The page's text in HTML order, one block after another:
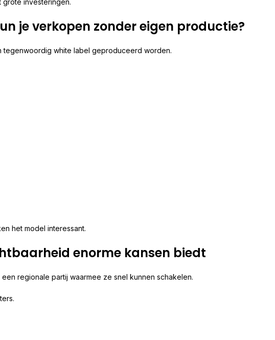
investeringen.
je verkopen zonder eigen productie?
tegenwoordig white label geproduceerd worden.
het model interessant.
enorme kansen biedt
regionale partij waarmee ze snel kunnen schakelen.